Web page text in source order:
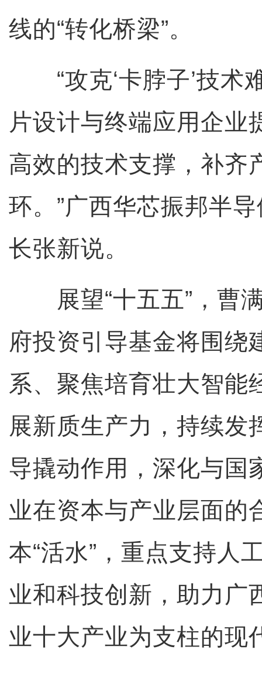
线的“转化桥梁”。
“攻克‘卡脖子’技术
片设计与终端应用企业
高效的技术支撑，补齐
环。”广西华芯振邦半
长张新说。
展望“十五五”，曹
府投资引导基金将围绕
系、聚焦培育壮大智能
展新质生产力，持续发
导撬动作用，深化与国
业在资本与产业层面的
本“活水”，重点支持人
业和科技创新，助力广
业十大产业为支柱的现